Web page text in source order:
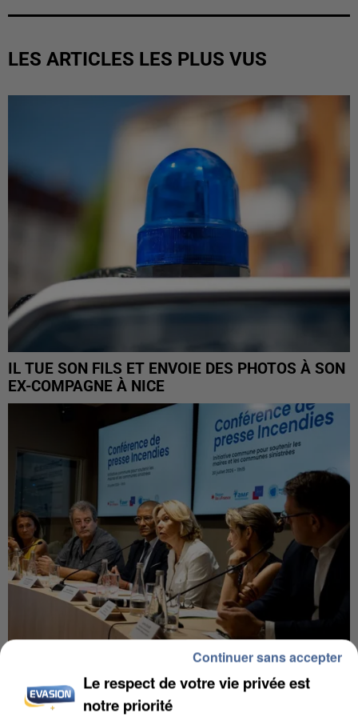
LES ARTICLES LES PLUS VUS
IL TUE SON FILS ET ENVOIE DES PHOTOS À SON
EX-COMPAGNE À NICE
INCENDIES : L’ÎLE-DE-FRANCE LANCE UN ÉLAN
DE SOLIDARITÉ AVEC LES...
Le respect de votre vie privée est
notre priorité
Continuer sans accepter